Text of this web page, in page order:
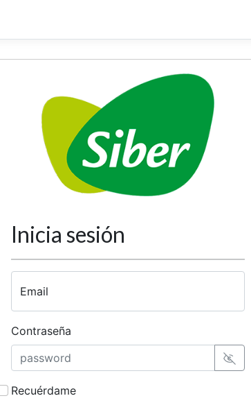
Inicia sesión
Email
Contraseña
Recuérdame